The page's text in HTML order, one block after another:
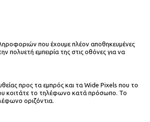
που έχουμε πλέον αποθηκευμένες
πολυετή εμπειρία της στις οθόνες για να
προς τα εμπρός και τα Wide Pixels που το
κοιτάτε το τηλέφωνο κατά πρόσωπο. Το
οριζόντια.